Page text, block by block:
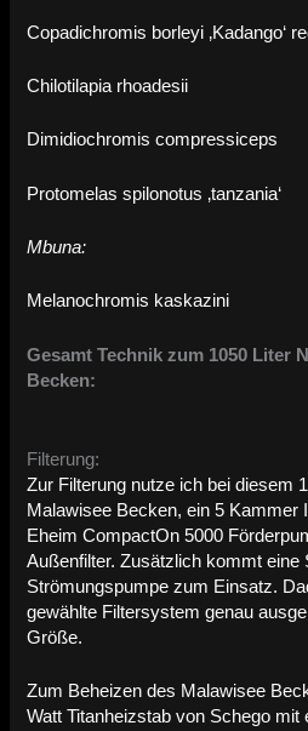
Copadichromis borleyi ‚Kadango‘
Chilotilapia rhoadesii
Dimidiochromis compressiceps
Protomelas spilonotus ‚tanzania‘
Mbuna:
Melanochromis kaskazini
Gesamt Technik zum 1050 Liter
Becken:
Filterung:
Zur Filterung nutze ich bei diesem
Malawisee Becken, ein 5 Kammer
Eheim CompactOn 5000
Außenfilter. Zusätzlich kommt eine
Strömungspumpe zum Einsatz.
gewählte Filtersystem genau
Größe.
Zum Beheizen des Malawisee
Watt Titanheizstab von Schego mit